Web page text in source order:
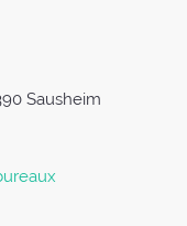
Sausheim